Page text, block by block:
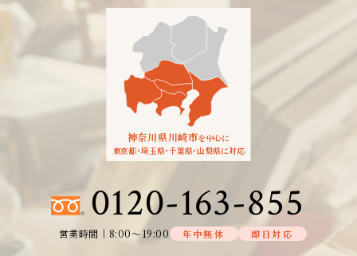
神奈川県川崎市を中心に
東京都・埼玉県・千葉県・山梨県に対応
0120-163-855
営業時間│8:00～19:00 年中無休 即日対応